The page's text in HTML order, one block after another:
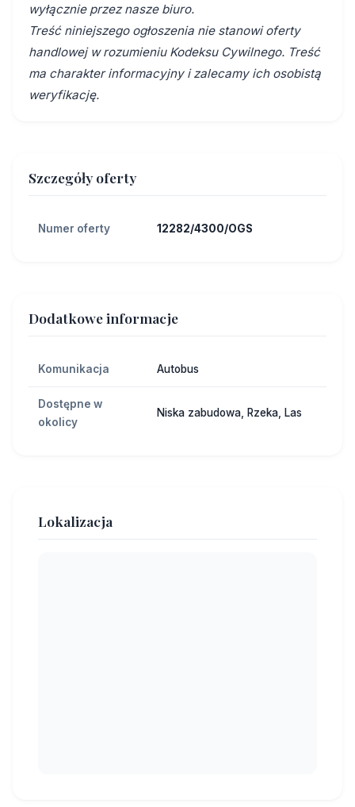
wyłącznie przez nasze biuro.
Treść niniejszego ogłoszenia nie stanowi oferty
handlowej w rozumieniu Kodeksu Cywilnego. Treść
ma charakter informacyjny i zalecamy ich osobistą
weryfikację.
Szczegóły oferty
Numer oferty 12282/4300/OGS
Dodatkowe informacje
Komunikacja Autobus
Dostępne w
okolicy
Niska zabudowa, Rzeka, Las
Lokalizacja